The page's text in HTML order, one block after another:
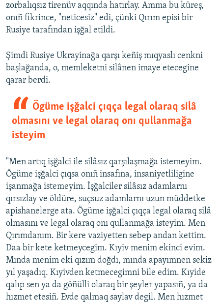
zorbalıqsız tirenüv aqqında hatırlay. Amma bu küreş,
onıñ fikrince, "neticesiz" edi, çünki Qırım episi bir
Rusiye tarafından işğal etildi.
Şimdi Rusiye Ukrayinağa qarşı keñiş mıqyaslı cenkni
başlağanda, o, memleketni silânen imaye etecegine
qarar berdi.
Ögüme işğalci çıqça legal olaraq silâ
olmasını ve legal olaraq onı qullanmağa
isteyim
"Men artıq işğalci ile silâsız qarşılaşmağa istemeyim.
Ögüme işğalci çıqsa onıñ insafına, insaniyetliligine
işanmağa istemeyim. İşğalciler silâsız adamlarnı
qırsızlay ve öldüre, suçsuz adamlarnı uzun müddetke
apishanelerge ata. Ögüme işğalci çıqça legal olaraq silâ
olmasını ve legal olaraq onı qullanmağa isteyim. Men
Qırımdanım. Bir kere vaziyetten sebep andan kettim.
Daa bir kete ketmeycegim. Kıyiv menim ekinci evim.
Mında menim eki qızım doğdı, mında apayımnen sekiz
yıl yaşadıq. Kıyivden ketmecegimni bile edim. Kıyide
qalıp sen ya da göñülli olaraq bir şeyler yapasıñ, ya da
hızmet etesiñ. Evde qalmaq saylav degil. Men hızmet